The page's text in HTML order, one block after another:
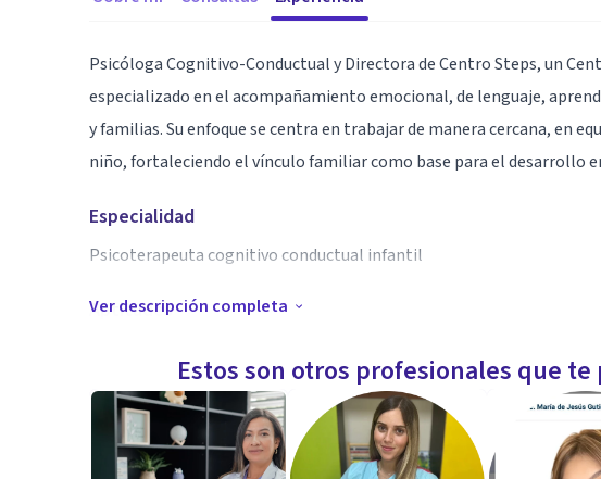
Psicóloga Cognitivo-Conductual y Directora de Centro Steps, un
especializado en el acompañamiento emocional, de lenguaje,
y familias. Su enfoque se centra en trabajar de manera cercana, en
niño, fortaleciendo el vínculo familiar como base para el desarrollo
Especialidad
Psicoterapeuta cognitivo conductual infantil
Aptitudes
cercana, resiliente, proactiva, innovadora, apasionada, paciente,
Ver descripción completa
Estos son otros profesionales que